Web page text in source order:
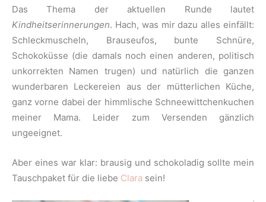
Das Thema der aktuellen Runde lautet
Kindheitserinnerungen. Hach, was mir dazu alles einfällt:
Schleckmuscheln, Brauseufos, bunte Schnüre,
Schokoküsse (die damals noch einen anderen, politisch
unkorrekten Namen trugen) und natürlich die ganzen
wunderbaren Leckereien aus der mütterlichen Küche,
ganz vorne dabei der himmlische Schneewittchenkuchen
meiner Mama. Leider zum Versenden gänzlich
ungeeignet.
Aber eines war klar: brausig und schokoladig sollte mein
Tauschpaket für die liebe Clara sein!